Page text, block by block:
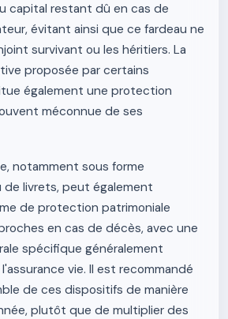
capital restant dû en cas de
évitant ainsi que ce fardeau ne
survivant ou les héritiers. La
proposée par certains
également une protection
méconnue de ses
notamment sous forme
de livrets, peut également
de protection patrimoniale
en cas de décès, avec une
spécifique généralement
vie. Il est recommandé
de ces dispositifs de manière
plutôt que de multiplier des